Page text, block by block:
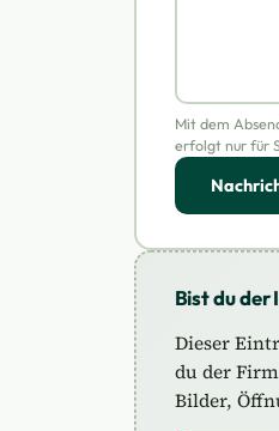
Mit dem
erfolgt nur für
Bist du der
Dieser
du der
Bilder,